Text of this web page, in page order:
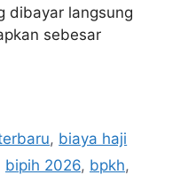
dibayar langsung
sebesar
, biaya haji
bipih 2026, bpkh,